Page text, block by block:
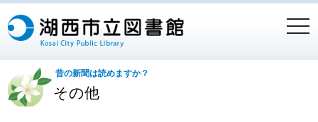
昔の新聞は読めますか？
その他